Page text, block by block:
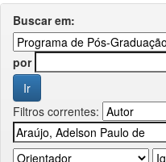
Buscar em:
por
Filtros correntes: